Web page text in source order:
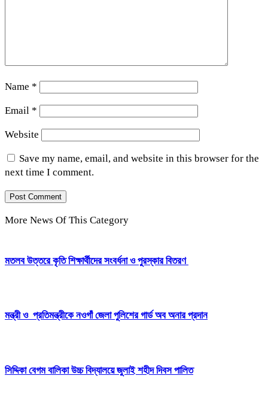
Name *
Email *
Website
Save my name, email, and website in this browser for the
next time I comment.
More News Of This Category
মতলব উত্তরে কৃতি শিক্ষার্থীদের সংবর্ধনা ও পুরস্কার বিতরণ
মন্ত্রী ও প্রতিমন্ত্রীকে নওগাঁ জেলা পুলিশের গার্ড অব অনার প্রদান
সিদ্দিকা বেগম বালিকা উচ্চ বিদ্যালয়ে জুলাই শহীদ দিবস পালিত